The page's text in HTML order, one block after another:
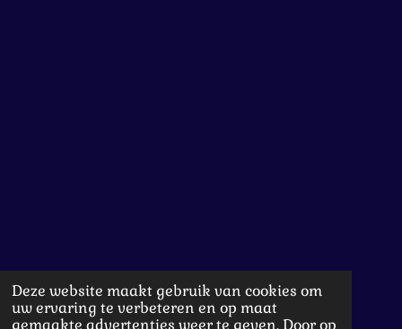
Deze website maakt gebruik van cookies om
uw ervaring te verbeteren en op maat
gemaakte advertenties weer te geven. Door op